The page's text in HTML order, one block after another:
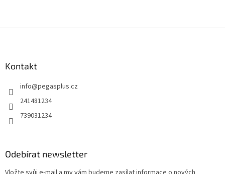
Kontakt
info@pegasplus.cz
241481234
739031234
Odebírat newsletter